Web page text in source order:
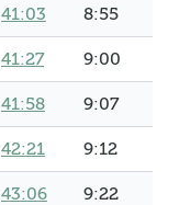
41:03 8:55
41:27 9:00
41:58 9:07
42:21 9:12
43:06 9:22